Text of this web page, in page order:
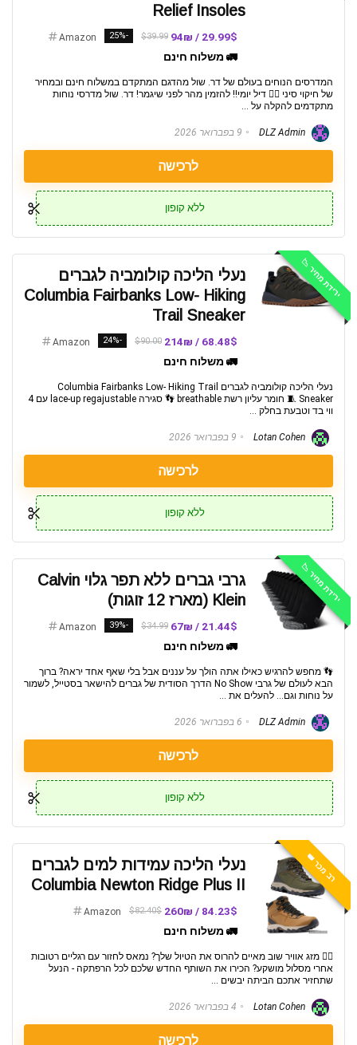
Relief Insoles
29.99$ / 94₪
$39.99
-25%
Amazon
🚛 משלוח חינם
המדרסים הנוחים בעולם של דר. שול מהדגם המתקדם במשלוח חינם ובמחיר
של חיקוי סיני 😶‍🌫️ דיל יומי!! להזמין מהר לפני שיגמר! דר. שול מדרסי נוחות
מתקדמים להקלה על ...
9 בפברואר 2026
לרכישה
ללא קופון
ירידת מחיר 📉
נעלי הליכה קולומביה לגברים
Columbia Fairbanks Low- Hiking
Trail Sneaker
68.48$ / 214₪
$90.00
-24%
Amazon
🚛 משלוח חינם
נעלי הליכה קולומביה לגברים Columbia Fairbanks Low- Hiking Trail
Sneaker 🧵 חומר עליון רשת breathable 👣 סגירה lace-up regajustable עם 4
ווי בד וטבעת בחלק ...
9 בפברואר 2026
לרכישה
ללא קופון
ירידת מחיר 📉
גרבי גברים ללא תפר גלוי Calvin
Klein (מארז 12 זוגות)
21.44$ / 67₪
$34.99
-39%
Amazon
🚛 משלוח חינם
👣 מחפש להרגיש כאילו אתה הולך על עננים אבל בלי שאף אחד יראה? ברוך
הבא לעולם של גרבי No Show הדרך הסודית של גברים להישאר בסטייל, לשמור
על נוחות וגם... להעלים את ...
6 בפברואר 2026
לרכישה
ללא קופון
רב מכר 👑
נעלי הליכה עמידות למים לגברים
Columbia Newton Ridge Plus II
84.23$ / 260₪
$82.40$
Amazon
🚛 משלוח חינם
🧗‍♂️ מזג אוויר שוב מאיים להרוס את הטיול שלך? נמאס לחזור עם רגליים רטובות
אחרי מסלול מושקע? הכירו את השותף החדש שלכם לכל הרפתקה - הנעל
שתחזיר אתכם הביתה יבשים ...
4 בפברואר 2026
לרכישה